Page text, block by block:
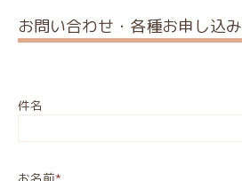
お問い合わせ・各種お申し込み
件名
お名前*